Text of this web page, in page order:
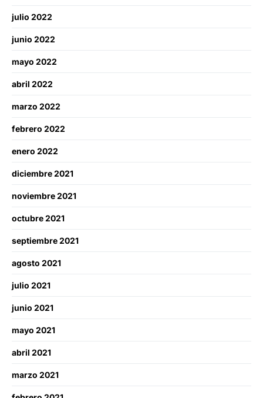
julio 2022
junio 2022
mayo 2022
abril 2022
marzo 2022
febrero 2022
enero 2022
diciembre 2021
noviembre 2021
octubre 2021
septiembre 2021
agosto 2021
julio 2021
junio 2021
mayo 2021
abril 2021
marzo 2021